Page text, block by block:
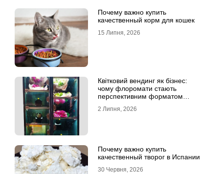
Почему важно купить
качественный корм для кошек
15 Липня, 2026
Квітковий вендинг як бізнес:
чому флоромати стають
перспективним форматом
2 Липня, 2026
Почему важно купить
качественный творог в Испании
30 Червня, 2026